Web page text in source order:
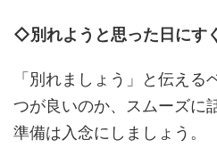
◇別れようと思った日にす
「別れましょう」と伝え
つが良いのか、スムーズに
準備は入念にしましょう。